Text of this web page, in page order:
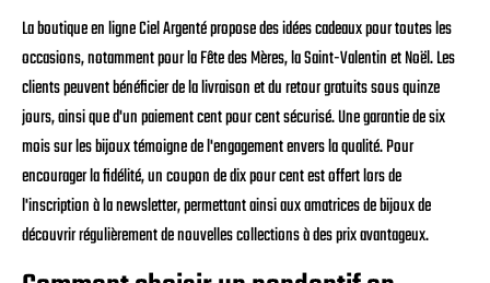
La boutique en ligne Ciel Argenté propose des idées cadeaux pour toutes les
occasions, notamment pour la Fête des Mères, la Saint-Valentin et Noël. Les
clients peuvent bénéficier de la livraison et du retour gratuits sous quinze
jours, ainsi que d'un paiement cent pour cent sécurisé. Une garantie de six
mois sur les bijoux témoigne de l'engagement envers la qualité. Pour
encourager la fidélité, un coupon de dix pour cent est offert lors de
l'inscription à la newsletter, permettant ainsi aux amatrices de bijoux de
découvrir régulièrement de nouvelles collections à des prix avantageux.